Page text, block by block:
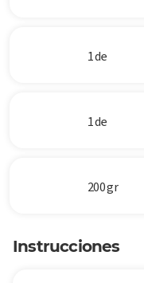
1 de
1 de
200 gr
Instrucciones